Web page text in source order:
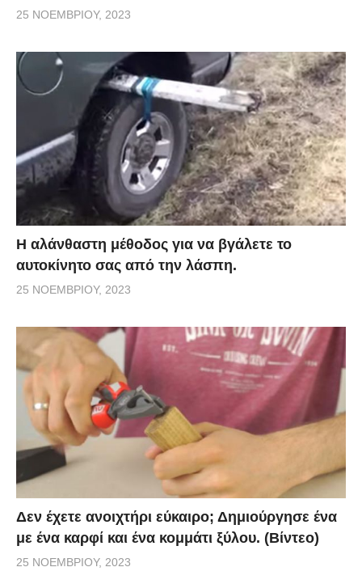
25 ΝΟΕΜΒΡΊΟΥ, 2023
Η αλάνθαστη μέθοδος για να βγάλετε το
αυτοκίνητο σας από την λάσπη.
25 ΝΟΕΜΒΡΊΟΥ, 2023
Δεν έχετε ανοιχτήρι εύκαιρο; Δημιούργησε ένα
με ένα καρφί και ένα κομμάτι ξύλου. (Βίντεο)
25 ΝΟΕΜΒΡΊΟΥ, 2023